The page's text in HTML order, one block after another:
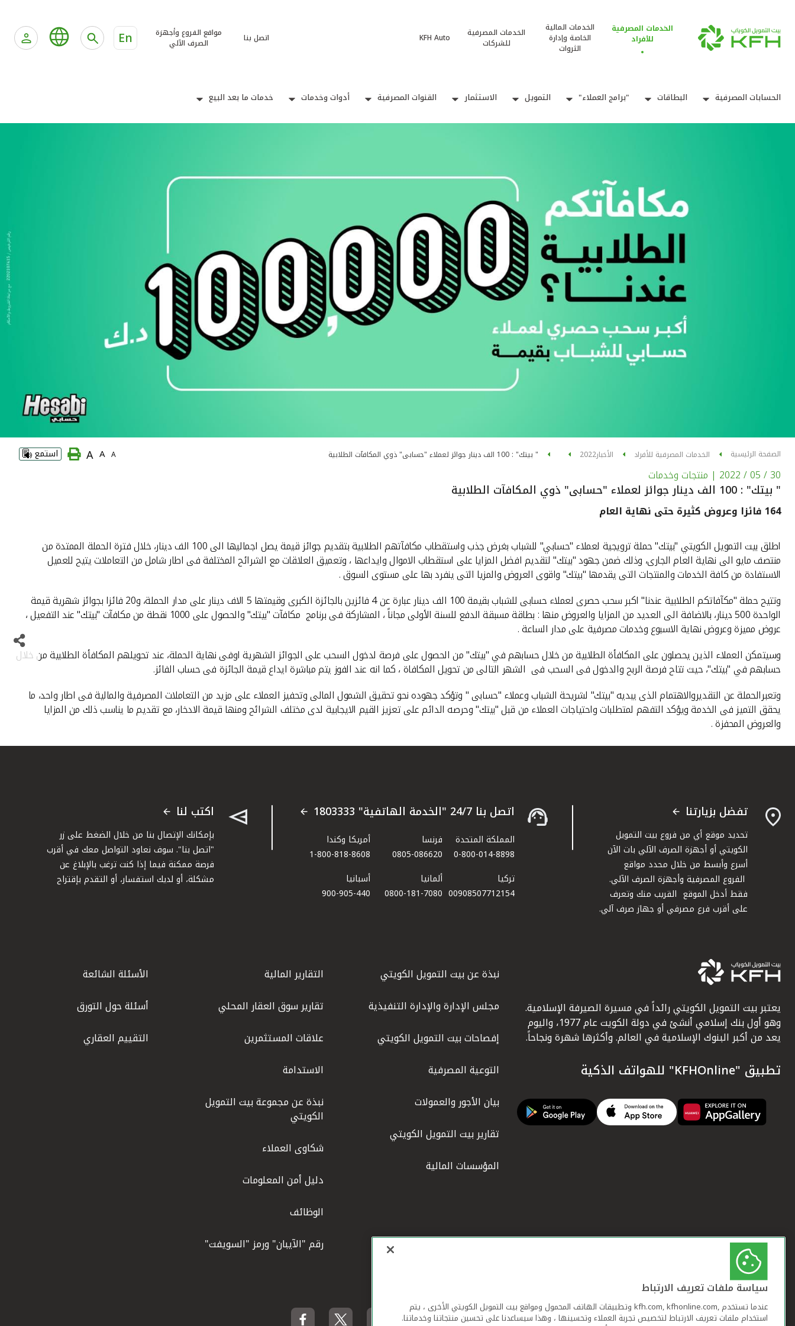
الخدمات المصرفية
للأفراد
الخدمات المالية
الخاصة وإدارة
الثروات
الخدمات المصرفية
للشركات
KFH Auto اتصل بنا
مواقع الفروع وأجهزة
الصرف الآلي
En
الحسابات المصرفية البطاقات "برامج العملاء" التمويل الاستثمار القنوات المصرفية أدوات وخدمات خدمات ما بعد البيع
الصفحة الرئيسية الخدمات المصرفية للأفراد الأخبار2022 " بيتك" : 100 الف دينار جوائز لعملاء "حسابى" ذوي المكافآت الطلابية A
A
A استمع
30 / 05 / 2022 | منتجات وخدمات
" بيتك" : 100 الف دينار جوائز لعملاء "حسابى" ذوي المكافآت الطلابية
164 فائزا وعروض كثيرة حتى نهاية العام
اطلق بيت التمويل الكويتي "بيتك" حملة ترويجية لعملاء "حسابي" للشباب بغرض جذب واستقطاب مكافآتهم الطلابية بتقديم جوائز قيمة يصل اجماليها الى 100 الف دينار، خلال فترة الحملة الممتدة من
منتصف مايو الى نهاية العام الجارى، وذلك ضمن جهود "بيتك" لتقديم افضل المزايا على استقطاب الاموال وايداعها ، وتعميق العلاقات مع الشرائح المختلفة فى اطار شامل من التعاملات يتيح للعميل
الاستفادة من كافة الخدمات والمنتجات التى يقدمها "بيتك" واقوى العروض والمزيا التى ينفرد بها على مستوى السوق .
وتتيح حملة "مكآفاتكم الطلابية عندنا" اكبر سحب حصرى لعملاء حسابى للشباب بقيمة 100 الف دينار عبارة عن 4 فائزين بالجائزة الكبرى وقيمتها 5 الاف دينار على مدار الحملة، و20 فائزا بجوائز شهرية قيمة
الواحدة 500 دينار، بالاضافة الى العديد من المزايا والعروض منها : بطاقة مسبقة الدفع للسنة الأولى مجاناً ، المشاركة فى برنامج مكافآت "بيتك" والحصول على 1000 نقطة من مكافآت "بيتك" عند التفعيل ،
عروض مميزة وعروض نهاية الاسبوع وخدمات مصرفية على مدار الساعة .
وسيتمكن العملاء الذين يحصلون على المكافأة الطلابية من خلال حسابهم في "بيتك" من الحصول على فرصة لدخول السحب على الجوائز الشهرية اوفى نهاية الحملة، عند تحويلهم المكافأة الطلابية من خلال
حسابهم في "بيتك"، حيث تتاح فرصة الربح والدخول فى السحب فى الشهر التالى من تحويل المكافاة ، كما انه عند الفوز يتم مباشرة ايداع قيمة الجائزة فى حساب الفائز.
وتعبرالحملة عن التقديروالاهتمام الذى يبديه "بيتك" لشريحة الشباب وعملاء "حسابى " وتؤكد جهوده نحو تحقيق الشمول المالى وتحفيز العملاء على مزيد من التعاملات المصرفية والمالية فى اطار واحد، ما
يحقق التميز فى الخدمة ويؤكد التفهم لمتطلبات واحتياجات العملاء من قبل "بيتك" وحرصه الدائم على تعزيز القيم الايجابية لدى مختلف الشرائح ومنها قيمة الادخار، مع تقديم ما يناسب ذلك من المزايا
والعروض المحفزة .
تفضل بزيارتنا
تحديد موقع أي من فروع بيت التمويل
الكويتي أو أجهزة الصرف الآلي بات الآن
أسرع وأبسط من خلال محدد مواقع
الفروع المصرفية وأجهزة الصرف الآلي.
فقط أدخل الموقع القريب منك وتعرف
على أقرب فرع مصرفي أو جهاز صرف آلي.
اتصل بنا 24/7 "الخدمة الهاتفية" 1803333
المملكة المتحدة
0-800-014-8898
فرنسا
0805-086620
أمريكا وكندا
1-800-818-8608
تركيا
00908507712154​
ألمانيا
0800-181-7080
أسبانيا
900-905-440
اكتب لنا
بإمكانك الإتصال بنا من خلال الضغط على زر
"اتصل بنا". سوف نعاود التواصل معك في أقرب
فرصة ممكنة فيما إذا كنت ترغب بالإبلاغ عن
مشكلة، أو لديك استفسار، أو التقدم بإقتراح
يعتبر بيت التمويل الكويتي رائداً في مسيرة الصيرفة الإسلامية.
وهو أول بنك إسلامي أنشئ في دولة الكويت عام 1977، واليوم
يعد من أكبر البنوك الإسلامية في العالم. وأكثرها شهرة ونجاحاً.
تطبيق "KFHOnline" للهواتف الذكية
نبذة عن بيت التمويل الكويتي
مجلس الإدارة والإدارة التنفيذية
إفصاحات بيت التمويل الكويتي
التوعية المصرفية
بيان الأجور والعمولات
تقارير بيت التمويل الكويتي
المؤسسات المالية
التقارير المالية
تقارير سوق العقار المحلي
علاقات المستثمرين
الاستدامة
نبذة عن مجموعة بيت التمويل
الكويتي
شكاوى العملاء
دليل أمن المعلومات
الوظائف
رقم "الآيبان" ورمز "السويفت"
الأسئلة الشائعة
أسئلة حول التورق
التقييم العقاري
سياسة ملفات تعريف الارتباط
عندما تستخدم ,kfh.com, kfhonline.com وتطبيقات الهاتف المحمول ومواقع بيت التمويل الكويتي الأخرى ، يتم
استخدام ملفات تعريف الارتباط لتخصيص تجربة العملاء وتحسينها ، وهذا سيساعدنا على تحسين منتجاتنا وخدماتنا.